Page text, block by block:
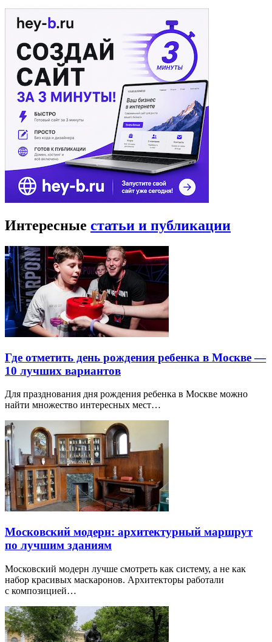
Интересные статьи и публикации
Где отметить день рождения ребенка в Москве —
10 лучших вариантов
Для празднования дня рождения ребенка в Москве можно
найти множество интересных мест…
Московский модерн: архитектурный маршрут
по лучшим зданиям
Московский модерн лучше смотреть как систему, а не как
набор красивых маскаронов. Архитекторы работали
с композицией…